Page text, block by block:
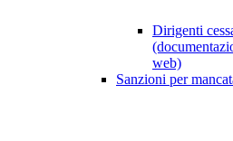
Dirigenti
web)
Sanzioni per